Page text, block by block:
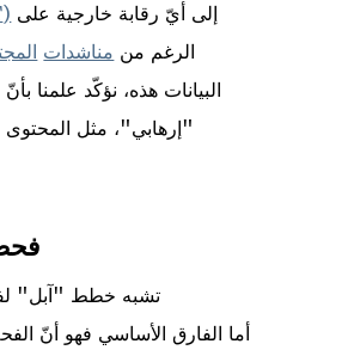
)
الرغم من مناشدات
البيانات هذه، نؤكّد علمنا
"إرهابي"، مثل المحتوى
تشبه خطط "آبل"